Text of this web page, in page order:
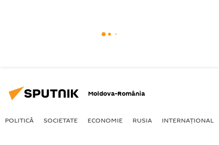
Moldova-România
POLITICĂ SOCIETATE ECONOMIE RUSIA INTERNAŢIONAL